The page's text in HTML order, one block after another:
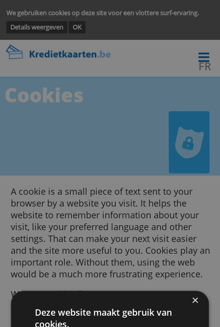
We gebruiken cookies op deze site voor een vlottere surf-
Details weergeven
Cookies
A cookie is a small piece of text sent to your
browser by a website you visit. It helps the
website to remember information about
visit, like your preferred language and other
settings. That can make your next visit
important role. Without them, using the
would be a much more frustrating